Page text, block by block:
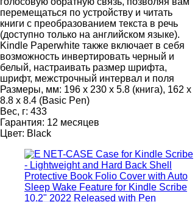
перемещаться по устройству и читать
книги с преобразованием текста в речь
(доступно только на английском языке).
Kindle Paperwhite также включает в себя
возможность инвертировать черный и
белый, настраивать размер шрифта,
шрифт, межстрочный интервал и поля
Размеры, мм: 196 х 230 х 5.8 (книга), 162 х
8.8 х 8.4 (Basic Pen)
Вес, г: 433
Гарантия: 12 месяцев
Цвет: Black